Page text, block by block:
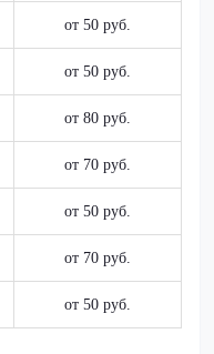
от 50 руб.
от 50 руб.
от 80 руб.
от 70 руб.
от 50 руб.
от 70 руб.
от 50 руб.